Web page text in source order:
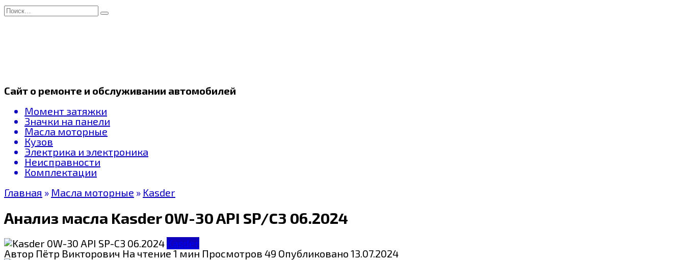
Перейти
к
Search
for:
Сайт о ремонте и обслуживании автомобилей
Момент затяжки
Значки на панели
Масла моторные
Кузов
Электрика и электроника
Неисправности
Комплектации
Главная » Масла моторные » Kasder
Анализ масла Kasder 0W-30 API SP/C3 06.2024
Kasder
Автор Пётр Викторович На чтение1 мин Просмотров 49 Опубликовано 13.07.2024